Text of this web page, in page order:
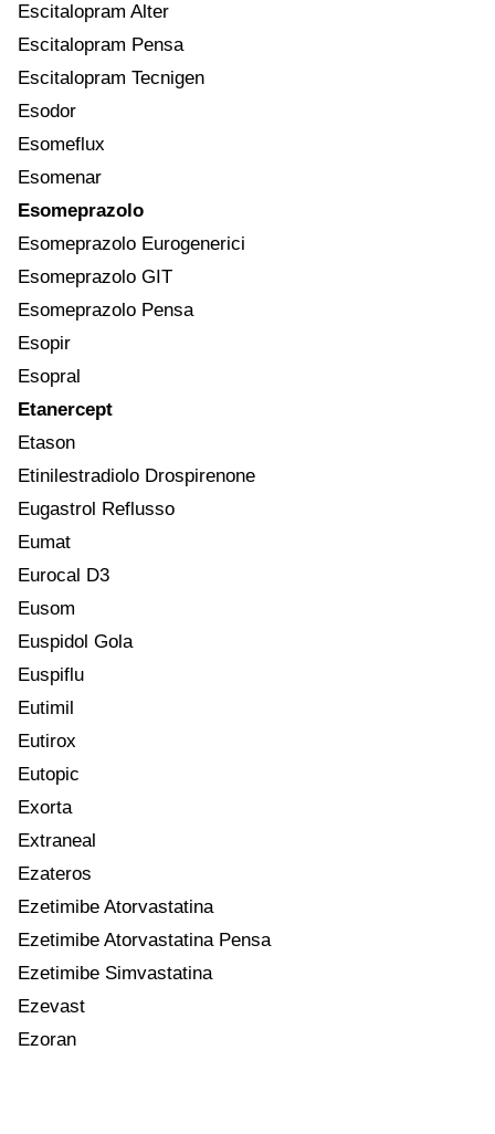
Escitalopram Alter
Escitalopram Pensa
Escitalopram Tecnigen
Esodor
Esomeflux
Esomenar
Esomeprazolo
Esomeprazolo Eurogenerici
Esomeprazolo GIT
Esomeprazolo Pensa
Esopir
Esopral
Etanercept
Etason
Etinilestradiolo Drospirenone
Eugastrol Reflusso
Eumat
Eurocal D3
Eusom
Euspidol Gola
Euspiflu
Eutimil
Eutirox
Eutopic
Exorta
Extraneal
Ezateros
Ezetimibe Atorvastatina
Ezetimibe Atorvastatina Pensa
Ezetimibe Simvastatina
Ezevast
Ezoran